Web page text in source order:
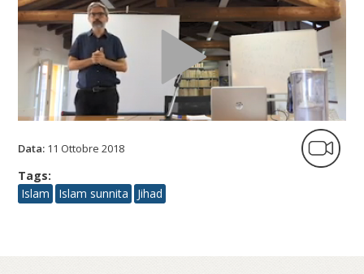
Data: 11 Ottobre 2018
Tags:
Islam
Islam sunnita Jihad